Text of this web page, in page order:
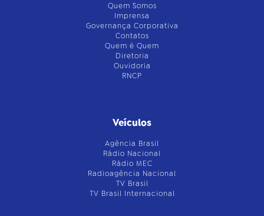
Quem Somos
Imprensa
Governança Corporativa
Contatos
Quem é Quem
Diretoria
Ouvidoria
RNCP
Veículos
Agência Brasil
Rádio Nacional
Rádio MEC
Radioagência Nacional
TV Brasil
TV Brasil Internacional